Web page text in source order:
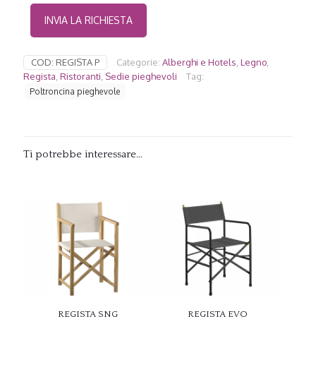
COD: REGISTA P Categorie: Alberghi e Hotels, Legno,
Regista, Ristoranti, Sedie pieghevoli Tag:
Poltroncina pieghevole
Ti potrebbe interessare…
REGISTA SNG REGISTA EVO